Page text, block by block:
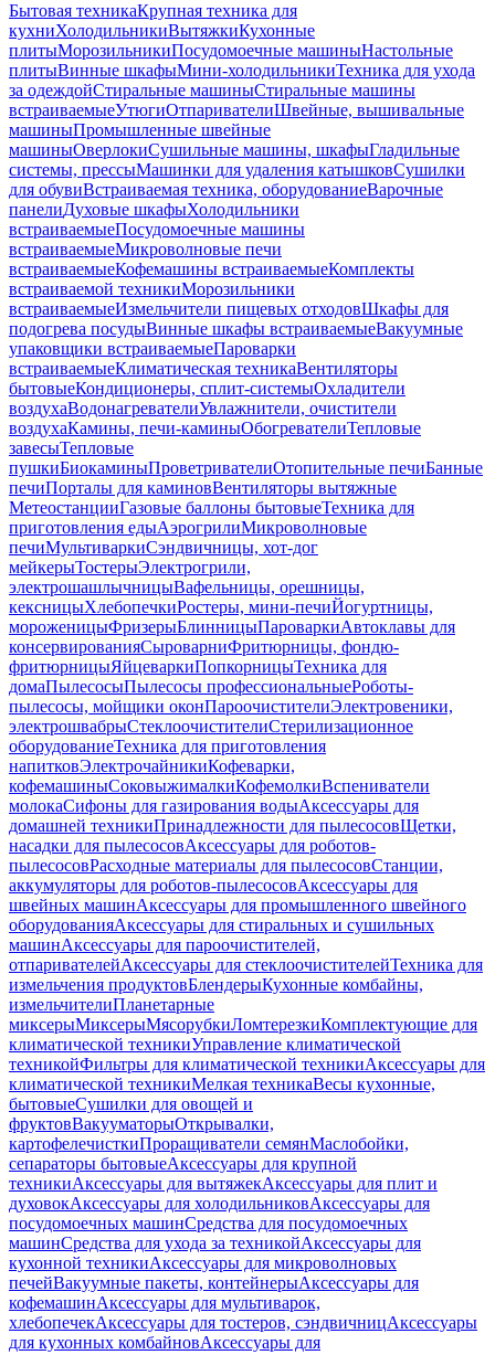
Бытовая техникаКрупная техника для
кухниХолодильникиВытяжкиКухонные
плитыМорозильникиПосудомоечные машиныНастольные
плитыВинные шкафыМини-холодильникиТехника для ухода
за одеждойСтиральные машиныСтиральные машины
встраиваемыеУтюгиОтпаривателиШвейные, вышивальные
машиныПромышленные швейные
машиныОверлокиСушильные машины, шкафыГладильные
системы, прессыМашинки для удаления катышковСушилки
для обувиВстраиваемая техника, оборудованиеВарочные
панелиДуховые шкафыХолодильники
встраиваемыеПосудомоечные машины
встраиваемыеМикроволновые печи
встраиваемыеКофемашины встраиваемыеКомплекты
встраиваемой техникиМорозильники
встраиваемыеИзмельчители пищевых отходовШкафы для
подогрева посудыВинные шкафы встраиваемыеВакуумные
упаковщики встраиваемыеПароварки
встраиваемыеКлиматическая техникаВентиляторы
бытовыеКондиционеры, сплит-системыОхладители
воздухаВодонагревателиУвлажнители, очистители
воздухаКамины, печи-каминыОбогревателиТепловые
завесыТепловые
пушкиБиокаминыПроветривателиОтопительные печиБанные
печиПорталы для каминовВентиляторы вытяжные
МетеостанцииГазовые баллоны бытовыеТехника для
приготовления едыАэрогрилиМикроволновые
печиМультиваркиСэндвичницы, хот-дог
мейкерыТостерыЭлектрогрили,
электрошашлычницыВафельницы, орешницы,
кексницыХлебопечкиРостеры, мини-печиЙогуртницы,
мороженицыФризерыБлинницыПароваркиАвтоклавы для
консервированияСыроварниФритюрницы, фондю-
фритюрницыЯйцеваркиПопкорницыТехника для
домаПылесосыПылесосы профессиональныеРоботы-
пылесосы, мойщики оконПароочистителиЭлектровеники,
электрошвабрыСтеклоочистителиСтерилизационное
оборудованиеТехника для приготовления
напитковЭлектрочайникиКофеварки,
кофемашиныСоковыжималкиКофемолкиВспениватели
молокаСифоны для газирования водыАксессуары для
домашней техникиПринадлежности для пылесосовЩетки,
насадки для пылесосовАксессуары для роботов-
пылесосовРасходные материалы для пылесосовСтанции,
аккумуляторы для роботов-пылесосовАксессуары для
швейных машинАксессуары для промышленного швейного
оборудованияАксессуары для стиральных и сушильных
машинАксессуары для пароочистителей,
отпаривателейАксессуары для стеклоочистителейТехника для
измельчения продуктовБлендерыКухонные комбайны,
измельчителиПланетарные
миксерыМиксерыМясорубкиЛомтерезкиКомплектующие для
климатической техникиУправление климатической
техникойФильтры для климатической техникиАксессуары для
климатической техникиМелкая техникаВесы кухонные,
бытовыеСушилки для овощей и
фруктовВакууматорыОткрывалки,
картофелечисткиПроращиватели семянМаслобойки,
сепараторы бытовыеАксессуары для крупной
техникиАксессуары для вытяжекАксессуары для плит и
духовокАксессуары для холодильниковАксессуары для
посудомоечных машинСредства для посудомоечных
машинСредства для ухода за техникойАксессуары для
кухонной техникиАксессуары для микроволновых
печейВакуумные пакеты, контейнерыАксессуары для
кофемашинАксессуары для мультиварок,
хлебопечекАксессуары для тостеров, сэндвичницАксессуары
для кухонных комбайновАксессуары для